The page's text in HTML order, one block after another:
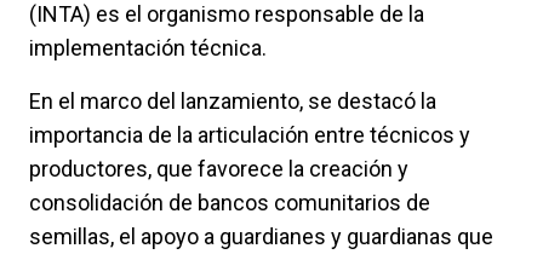
(INTA) es el organismo responsable de la
implementación técnica.
En el marco del lanzamiento, se destacó la
importancia de la articulación entre técnicos y
productores, que favorece la creación y
consolidación de bancos comunitarios de
semillas, el apoyo a guardianes y guardianas que